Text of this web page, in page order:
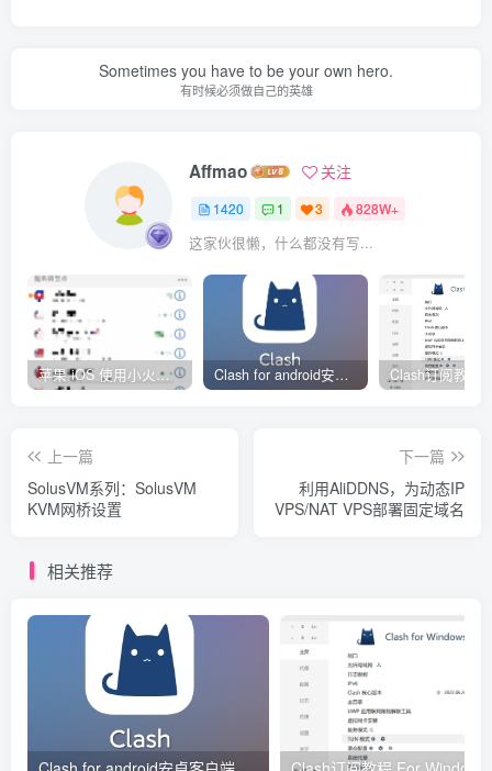
Sometimes you have to be your own hero.
有时候必须做自己的英雄
Affmao 关注
1420 1 3 828W+
这家伙很懒，什么都没有写...
苹果 iOS 使用小火箭(shadowrocket)新手教程 Clash for android安卓客户端保姆级新手使用教程
上一篇
SolusVM系列：SolusVM
KVM网桥设置
下一篇
利用AliDDNS，为动态IP
VPS/NAT VPS部署固定域名
相关推荐